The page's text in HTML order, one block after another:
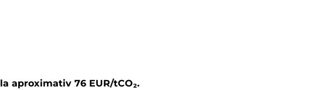
aproximativ 76 EUR/tCO₂.